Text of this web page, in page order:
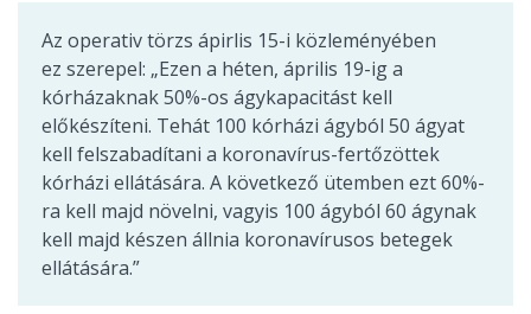
Az operativ törzs ápirlis 15-i közleményében
ez szerepel: „Ezen a héten, április 19-ig a
kórházaknak 50%-os ágykapacitást kell
előkészíteni. Tehát 100 kórházi ágyból 50 ágyat
kell felszabadítani a koronavírus-fertőzöttek
kórházi ellátására. A következő ütemben ezt 60%-
ra kell majd növelni, vagyis 100 ágyból 60 ágynak
kell majd készen állnia koronavírusos betegek
ellátására.”